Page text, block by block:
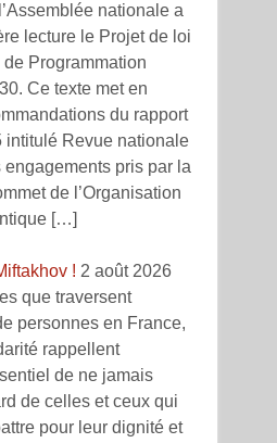
nationale a
lecture le Projet de loi
Programmation
Ce texte met en
du rapport
intitulé Revue nationale
pris par la
de l’Organisation
[…]
! 2 août 2026
que traversent
personnes en France,
rappellent
de ne jamais
de celles et ceux qui
pour leur dignité et